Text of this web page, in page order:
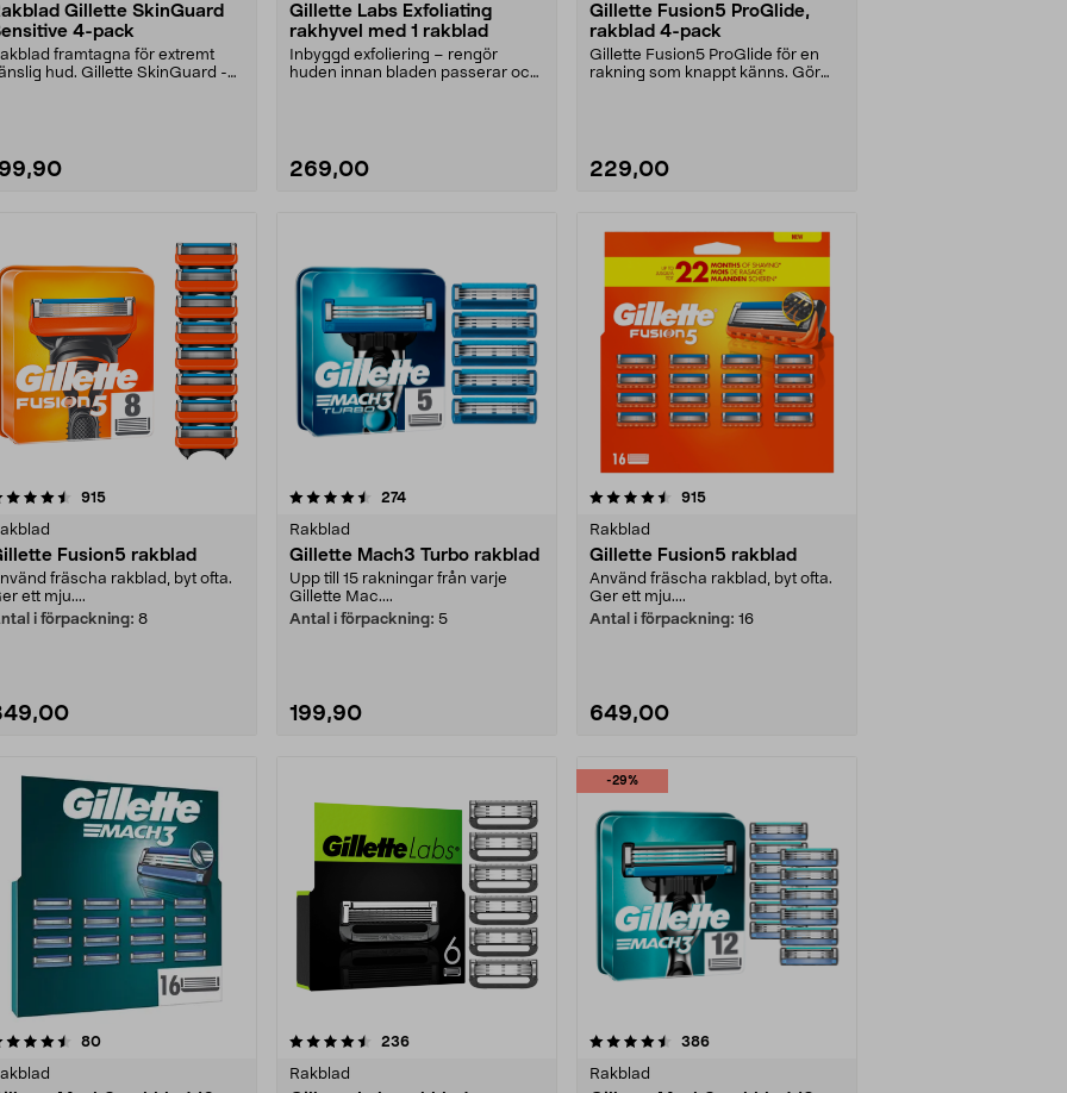
Gillette SkinGuard
4-pack
framtagna för extremt
hud. Gillette SkinGuard -
Gillette Labs Exfoliating
rakhyvel med 1 rakblad
Inbyggd exfoliering – rengör
huden innan bladen passerar och
269,00
Gillette Fusion5 ProGlide,
rakblad 4-pack
Gillette Fusion5 ProGlide för en
rakning som knappt känns. Gör
229,00
915recensioner
Fusion5 rakblad
fräscha rakblad, byt ofta.
ett mju....
i förpackning: 8
4.5 av 5 stjärnor 274recensioner
Rakblad
Gillette Mach3 Turbo rakblad
Upp till 15 rakningar från varje
Gillette Mac....
Antal i förpackning: 5
199,90
4.5 av 5 stjärnor 915recensioner
Rakblad
Gillette Fusion5 rakblad
Använd fräscha rakblad, byt ofta.
Ger ett mju....
Antal i förpackning: 16
649,00
80recensioner
4.5 av 5 stjärnor 236recensioner
Rakblad
-29%
4.5 av 5 stjärnor 386recensioner
Rakblad